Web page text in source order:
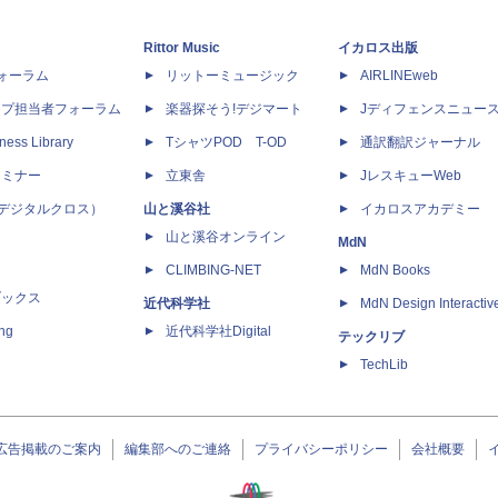
ーラム
担当者フォーラム
Library
ナー
ジタルクロス）
クス
Rittor Music
リットーミュージック
楽器探そう!デジマート
TシャツPOD T-OD
立東舎
山と溪谷社
山と溪谷オンライン
CLIMBING-NET
近代科学社
近代科学社Digital
イカロス出版
AIRLINEweb
Jディフェンスニュー
通訳翻訳ジャーナル
JレスキューWeb
イカロスアカデミー
MdN
MdN Books
MdN Design
テックリブ
TechLib
告掲載のご案内 編集部へのご連絡 プライバシーポリシー 会社概要